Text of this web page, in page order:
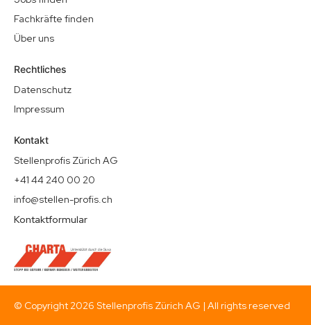
Fachkräfte finden
Über uns
Rechtliches
Datenschutz
Impressum
Kontakt
Stellenprofis Zürich AG
+41 44 240 00 20
info@stellen-profis.ch
Kontaktformular
© Copyright 2026 Stellenprofis Zürich AG | All rights reserved